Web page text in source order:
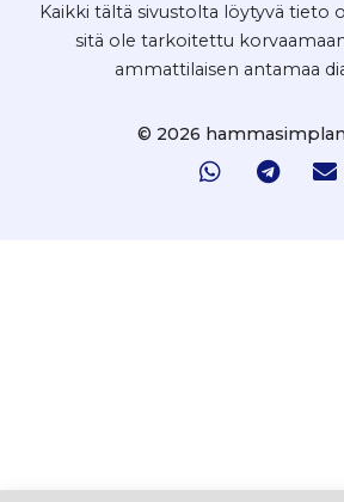
Kaikki tältä sivustolta löytyvä tieto
sitä ole tarkoitettu
ammattilaisen antamaa
© 2026